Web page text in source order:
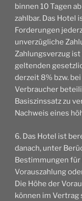
binnen 10 Tagen
zahlbar. Das Hotel
Forderungen
unverzügliche
Zahlungsverzug
geltenden
derzeit 8% bzw.
Verbraucher
Basiszinssatz zu
Nachweis eines
6. Das Hotel ist
danach, unter
Bestimmungen für
Vorauszahlung
Die Höhe der
können im